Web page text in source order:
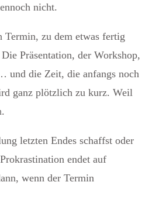
nicht.
Termin, zu dem etwas fertig
Präsentation, der Workshop,
und die Zeit, die anfangs noch
ganz plötzlich zu kurz. Weil
letzten Endes schaffst oder
endet auf
wenn der Termin